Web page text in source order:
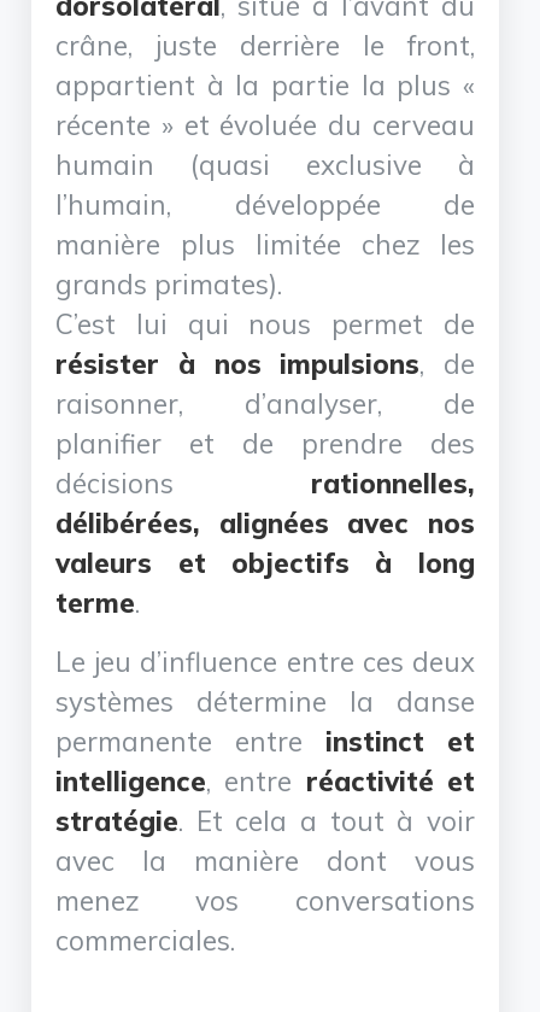
crâne, juste derrière le front,
appartient à la partie la plus «
récente » et évoluée du cerveau
humain (quasi exclusive à
l’humain, développée de
manière plus limitée chez les
grands primates).
C’est lui qui nous permet de
résister à nos impulsions, de
raisonner, d’analyser, de
planifier et de prendre des
décisions rationnelles,
délibérées, alignées avec nos
valeurs et objectifs à long
terme.
Le jeu d’influence entre ces deux
systèmes détermine la danse
permanente entre instinct et
intelligence, entre réactivité et
stratégie. Et cela a tout à voir
avec la manière dont vous
menez vos conversations
commerciales.